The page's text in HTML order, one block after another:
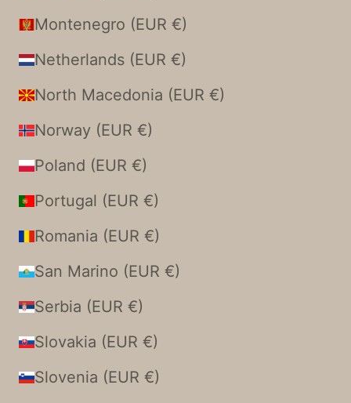
Montenegro (EUR €)
Netherlands (EUR €)
North Macedonia (EUR €)
Norway (EUR €)
Poland (EUR €)
Portugal (EUR €)
Romania (EUR €)
San Marino (EUR €)
Serbia (EUR €)
Slovakia (EUR €)
Slovenia (EUR €)